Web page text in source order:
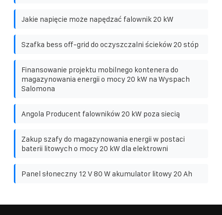
Jakie napięcie może napędzać falownik 20 kW
Szafka bess off-grid do oczyszczalni ścieków 20 stóp
Finansowanie projektu mobilnego kontenera do
magazynowania energii o mocy 20 kW na Wyspach
Salomona
Angola Producent falowników 20 kW poza siecią
Zakup szafy do magazynowania energii w postaci
baterii litowych o mocy 20 kW dla elektrowni
Panel słoneczny 12 V 80 W akumulator litowy 20 Ah